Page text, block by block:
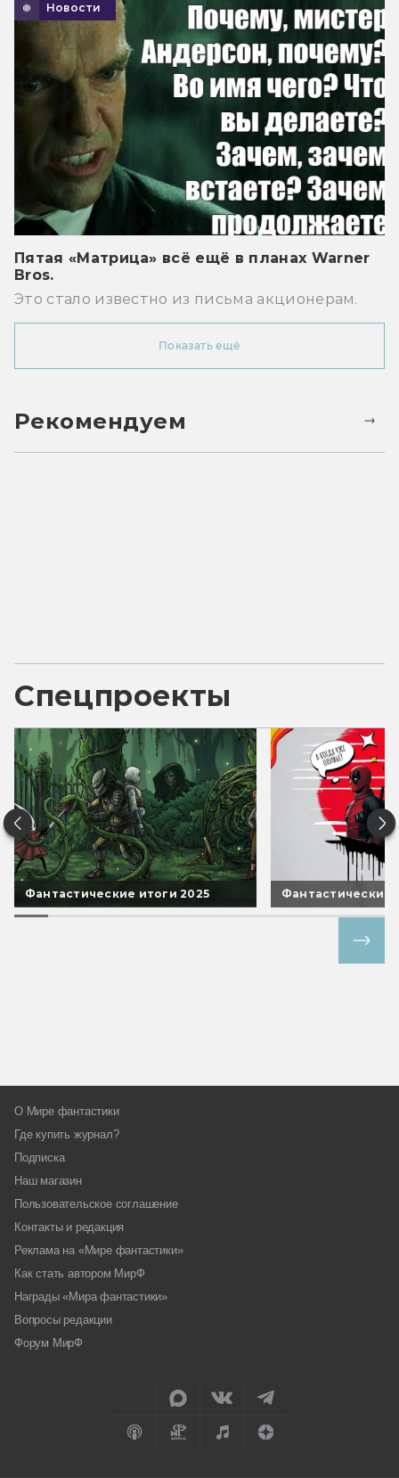
Новости
Пятая «Матрица» всё ещё в планах Warner
Bros.
Это стало известно из письма акционерам.
Показать ещё
Рекомендуем
Спецпроекты
Фантастические итоги 2025 Фантастические
О Мире фантастики
Где купить журнал?
Подписка
Наш магазин
Пользовательское соглашение
Контакты и редакция
Реклама на «Мире фантастики»
Как стать автором МирФ
Награды «Мира фантастики»
Вопросы редакции
Форум МирФ